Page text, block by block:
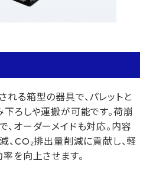
る箱型の器具で、パレットと
ろしや運搬が可能です。荷崩
オーダーメイドも対応。内容
、CO₂排出量削減に貢献し、軽
を向上させます。